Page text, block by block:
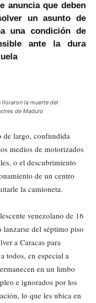
anuncia que deben
un asunto de
una condición de
ante la dura
lloraron la muerte del
de Maduro
de largo, confundida
medios de motorizados
o el descubrimiento
de un centro
la camioneta.
venezolano de 16
del séptimo piso
a Caracas para
todos, en especial a
en un limbo
e ignorados por los
lo que les ubica en